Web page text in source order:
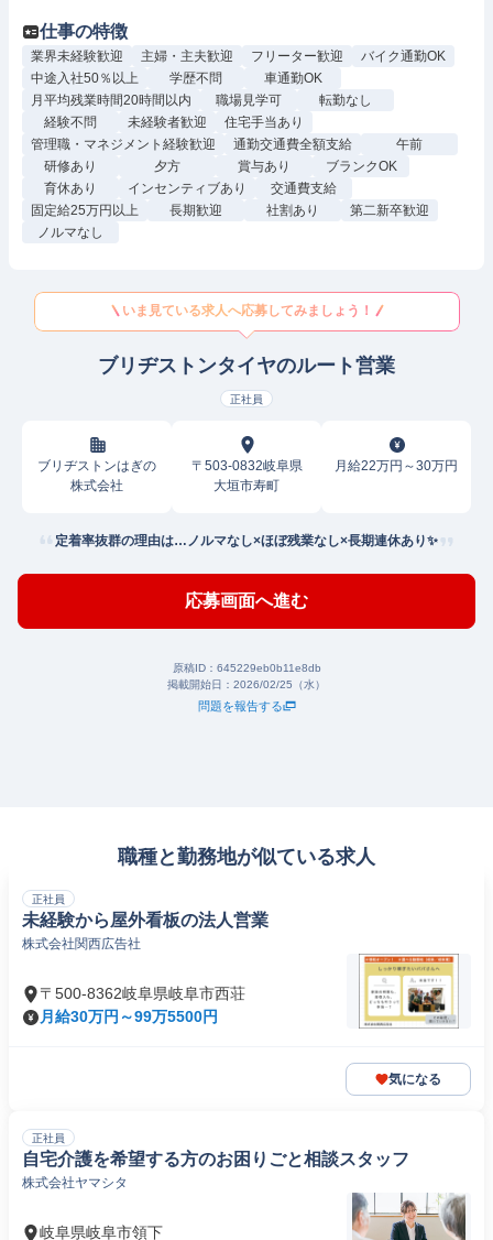
仕事の特徴
業界未経験歓迎 主婦・主夫歓迎 フリーター歓迎
バイク通勤OK
中途入社50％以上
学歴不問
車通勤OK
月平均残業時間20時間以内
職場見学可
転勤なし
経験不問
未経験者歓迎
住宅手当あり
管理職・マネジメント経験歓迎
通勤交通費全額支給
午前
研修あり
夕方 賞与あり
ブランクOK
育休あり
インセンティブあり
交通費支給
固定給25万円以上
長期歓迎 社割あり
第二新卒歓迎
ノルマなし
いま見ている求人へ応募してみましょう！
ブリヂストンタイヤのルート営業
正社員
ブリヂストンはぎの
株式会社
〒503-0832岐阜県
大垣市寿町
月給22万円～30万円
定着率抜群の理由は…ノルマなし×ほぼ残業なし×長期連休あり✨
応募画面へ進む
原稿ID： 645229eb0b11e8db
掲載開始日： 2026/02/25（水）
問題を報告する
職種と勤務地が似ている求人
正社員
未経験から屋外看板の法人営業
株式会社関西広告社
〒500-8362岐阜県岐阜市西荘
月給30万円～99万5500円
気になる
正社員
自宅介護を希望する方のお困りごと相談スタッフ
株式会社ヤマシタ
岐阜県岐阜市領下